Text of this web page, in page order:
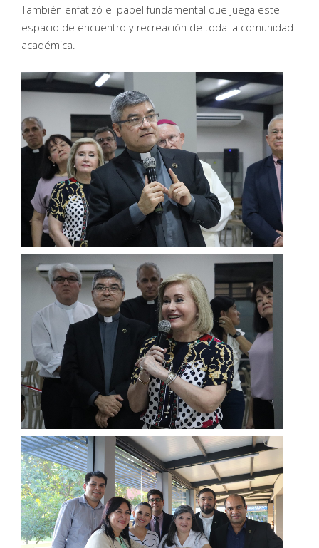
También enfatizó el papel fundamental que juega este
espacio de encuentro y recreación de toda la comunidad
académica.